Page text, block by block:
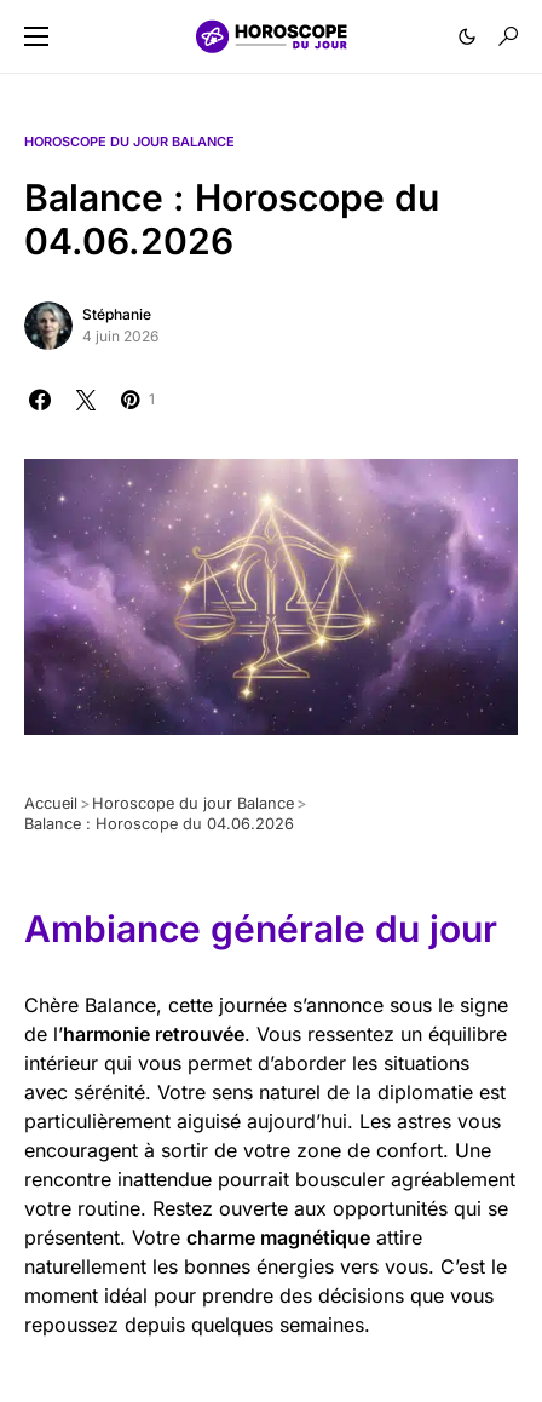
HOROSCOPE DU JOUR BALANCE
Balance : Horoscope du
04.06.2026
Stéphanie
4 juin 2026
1
Accueil > Horoscope du jour Balance >
Balance : Horoscope du 04.06.2026
Ambiance générale du jour
Chère Balance, cette journée s’annonce sous le signe
de l’harmonie retrouvée. Vous ressentez un équilibre
intérieur qui vous permet d’aborder les situations
avec sérénité. Votre sens naturel de la diplomatie est
particulièrement aiguisé aujourd’hui. Les astres vous
encouragent à sortir de votre zone de confort. Une
rencontre inattendue pourrait bousculer agréablement
votre routine. Restez ouverte aux opportunités qui se
présentent. Votre charme magnétique attire
naturellement les bonnes énergies vers vous. C’est le
moment idéal pour prendre des décisions que vous
repoussez depuis quelques semaines.